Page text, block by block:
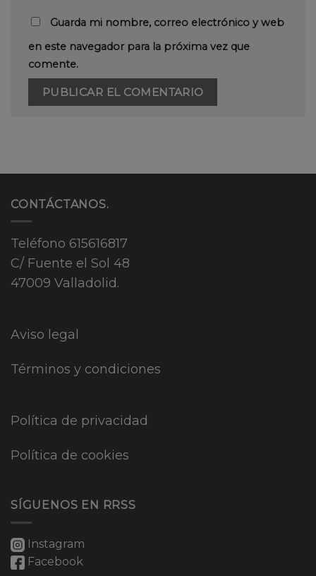
Guarda mi nombre, correo electrónico y web
en este navegador para la próxima vez que
comente.
CONTÁCTANOS.
Teléfono 615616817
C/ Fuente el Sol 48
47009 Valladolid.
Aviso legal
Términos y condiciones
Política de privacidad
Política de cookies
SÍGUENOS EN RRSS
Instagram
Facebook